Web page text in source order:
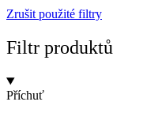
Zrušit použité filtry
Filtr produktů
Příchuť